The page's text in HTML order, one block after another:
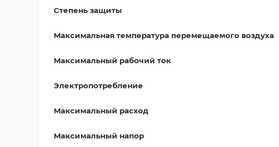
Степень защиты
Максимальная температура перемещаемого воздуха
Максимальный рабочий ток
Электропотребление
Максимальный расход
Максимальный напор